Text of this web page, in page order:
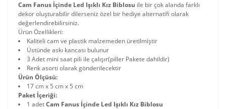
Cam Fanus İçinde Led Işıklı Kız Biblosu ile bir çok alanda farklı
dekor oluşturabilir dilerseniz özel bir hediye alternatifi olarak
değerlendirebilirsiniz.
Ürün Özellikleri:
Kaliteli cam ve plastik malzemeden üretilmiştir
Üstünde askı kancası bulunur
3 Adet mini saat pili ile çalışır(piller Pakete dahildir)
Renk asorti olarak gönderilecektir
Ürün Ölçüsü:
17 cm x 5 cm x 5 cm
Paket İçeriği:
1 adetCam Fanus İçinde Led Işıklı Kız Biblosu